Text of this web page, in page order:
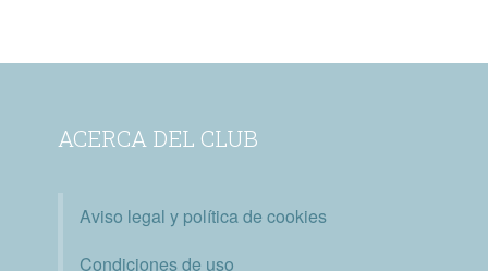
ACERCA DEL CLUB
Aviso legal y política de cookies
Condiciones de uso